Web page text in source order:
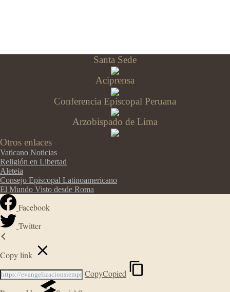
Santa Sede
Aciprensa
Conferencia Episcopal Peruana
Arzobispado de Lima
Otros enlaces
Vaticano Noticias
Religión en Libertad
Aleteia
Consejo Episcopal Latinoamericano
El Mundo Visto desde Roma
Facebook
Twitter
Copy link
CopyCopied